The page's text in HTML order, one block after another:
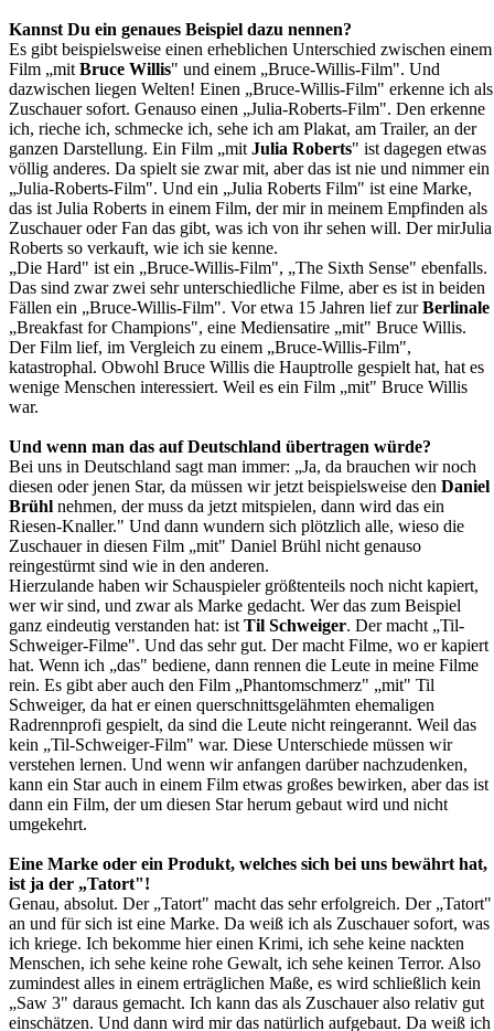
Kannst Du ein genaues Beispiel dazu nennen?
Es gibt beispielsweise einen erheblichen Unterschied zwischen einem
Film „mit Bruce Willis" und einem „Bruce-Willis-Film". Und
dazwischen liegen Welten! Einen „Bruce-Willis-Film" erkenne ich als
Zuschauer sofort. Genauso einen „Julia-Roberts-Film". Den erkenne
ich, rieche ich, schmecke ich, sehe ich am Plakat, am Trailer, an der
ganzen Darstellung. Ein Film „mit Julia Roberts" ist dagegen etwas
völlig anderes. Da spielt sie zwar mit, aber das ist nie und nimmer ein
„Julia-Roberts-Film". Und ein „Julia Roberts Film" ist eine Marke,
das ist Julia Roberts in einem Film, der mir in meinem Empfinden als
Zuschauer oder Fan das gibt, was ich von ihr sehen will. Der mirJulia
Roberts so verkauft, wie ich sie kenne.
„Die Hard" ist ein „Bruce-Willis-Film", „The Sixth Sense" ebenfalls.
Das sind zwar zwei sehr unterschiedliche Filme, aber es ist in beiden
Fällen ein „Bruce-Willis-Film". Vor etwa 15 Jahren lief zurBerlinale
„Breakfast for Champions", eine Mediensatire „mit" Bruce Willis.
Der Film lief, im Vergleich zu einem „Bruce-Willis-Film",
katastrophal. Obwohl Bruce Willis die Hauptrolle gespielt hat, hat es
wenige Menschen interessiert. Weil es ein Film „mit" Bruce Willis
war.
Und wenn man das auf Deutschland übertragen würde?
Bei uns in Deutschland sagt man immer: „Ja, da brauchen wir noch
diesen oder jenen Star, da müssen wir jetzt beispielsweise den Daniel
Brühl nehmen, der muss da jetzt mitspielen, dann wird das ein
Riesen-Knaller." Und dann wundern sich plötzlich alle, wieso die
Zuschauer in diesen Film „mit" Daniel Brühl nicht genauso
reingestürmt sind wie in den anderen.
Hierzulande haben wir Schauspieler größtenteils noch nicht kapiert,
wer wir sind, und zwar als Marke gedacht. Wer das zum Beispiel
ganz eindeutig verstanden hat: ist Til Schweiger. Der macht „Til-
Schweiger-Filme". Und das sehr gut. Der macht Filme, wo er kapiert
hat. Wenn ich „das" bediene, dann rennen die Leute in meine Filme
rein. Es gibt aber auch den Film „Phantomschmerz" „mit" Til
Schweiger, da hat er einen querschnittsgelähmten ehemaligen
Radrennprofi gespielt, da sind die Leute nicht reingerannt. Weil das
kein „Til-Schweiger-Film" war. Diese Unterschiede müssen wir
verstehen lernen. Und wenn wir anfangen darüber nachzudenken,
kann ein Star auch in einem Film etwas großes bewirken, aber das ist
dann ein Film, der um diesen Star herum gebaut wird und nicht
umgekehrt.
Eine Marke oder ein Produkt, welches sich bei uns bewährt hat,
ist ja der „Tatort"!
Genau, absolut. Der „Tatort" macht das sehr erfolgreich. Der „Tatort"
an und für sich ist eine Marke. Da weiß ich als Zuschauer sofort, was
ich kriege. Ich bekomme hier einen Krimi, ich sehe keine nackten
Menschen, ich sehe keine rohe Gewalt, ich sehe keinen Terror. Also
zumindest alles in einem erträglichen Maße, es wird schließlich kein
„Saw 3" daraus gemacht. Ich kann das als Zuschauer also relativ gut
einschätzen. Und dann wird mir das natürlich aufgebaut. Da weiß ich